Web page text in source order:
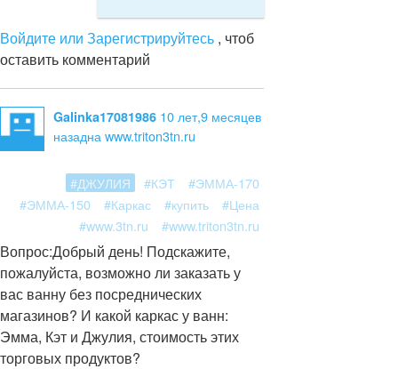
Войдите или Зарегистрируйтесь , чтоб
оставить комментарий
Galinka17081986 10 лет,9 месяцев
назадна www.triton3tn.ru
#ДЖУЛИЯ #КЭТ
#ЭММА-170
#ЭММА-150
#Каркас #купить
#Цена
#www.3tn.ru
#www.triton3tn.ru
Вопрос:Добрый день! Подскажите,
пожалуйста, возможно ли заказать у
вас ванну без посреднических
магазинов? И какой каркас у ванн:
Эмма, Кэт и Джулия, стоимость этих
торговых продуктов?